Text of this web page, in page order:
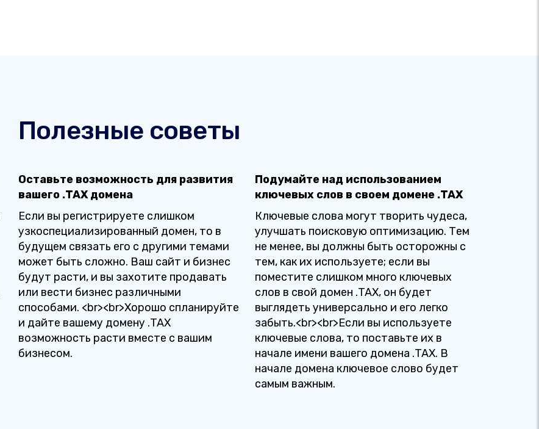
Полезные советы
Оставьте возможность для развития
вашего .TAX домена
Если вы регистрируете слишком
узкоспециализированный домен, то в
будущем связать его с другими темами
может быть сложно. Ваш сайт и бизнес
будут расти, и вы захотите продавать
или вести бизнес различными
способами. <br><br>Хорошо спланируйте
и дайте вашему домену .TAX
возможность расти вместе с вашим
бизнесом.
Подумайте над использованием
ключевых слов в своем домене .TAX
Ключевые слова могут творить чудеса,
улучшать поисковую оптимизацию. Тем
не менее, вы должны быть осторожны с
тем, как их используете; если вы
поместите слишком много ключевых
слов в свой домен .TAX, он будет
выглядеть универсально и его легко
забыть.<br><br>Если вы используете
ключевые слова, то поставьте их в
начале имени вашего домена .TAX. В
начале домена ключевое слово будет
самым важным.